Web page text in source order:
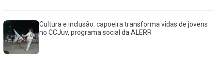
Cultura e inclusão: capoeira transforma vidas de jovens
no CCJuv, programa social da ALERR